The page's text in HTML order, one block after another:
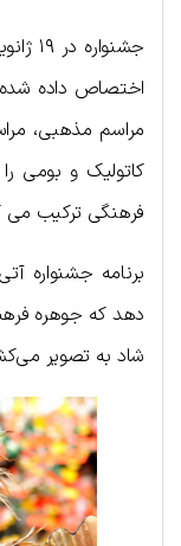
اختصاص داده
مراسم مذهبی،
کاتولیک و بومی
فرهنگی ترکیب می
برنامه جشنواره
دهد که جوهره
شاد به تصویر